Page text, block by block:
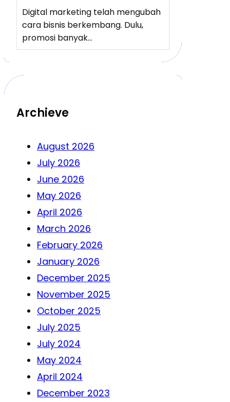
Digital marketing telah mengubah
cara bisnis berkembang. Dulu,
promosi banyak…
Archieve
August 2026
July 2026
June 2026
May 2026
April 2026
March 2026
February 2026
January 2026
December 2025
November 2025
October 2025
July 2025
July 2024
May 2024
April 2024
December 2023